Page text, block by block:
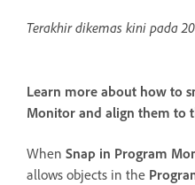
Terakhir dikemas kini pada
Learn more about how to
Monitor and align them to
When Snap in Program
allows objects in the